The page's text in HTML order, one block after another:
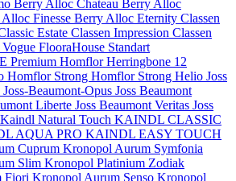
Berry Alloc Chateau Berry Alloc
Finesse Berry Alloc Eternity Classen
Estate Classen Impression Classen
Vogue FlooraHouse Standart
Premium Homflor Herringbone 12
Homflor Strong Homflor Strong Helio Joss
Joss-Beaumont-Opus Joss Beaumont
Liberte Joss Beaumont Veritas Joss
Kaindl Natural Touch KAINDL CLASSIC
AQUA PRO KAINDL EASY TOUCH
Cuprum Kronopol Aurum Symfonia
Slim Kronopol Platinium Zodiak
Fiori Kronopol Aurum Senso Kronopol